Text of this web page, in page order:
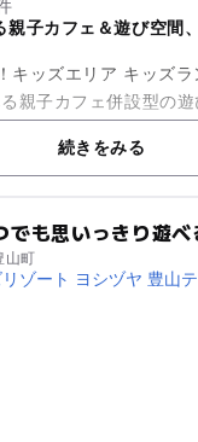
子カフェ＆遊び空間
キッズエリア キッズ
親子カフェ併設型の
ながらお子さまは思
続きをみる
でも思いっきり遊
山町